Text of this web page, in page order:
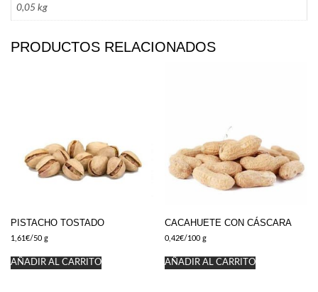
0,05 kg
PRODUCTOS RELACIONADOS
PISTACHO TOSTADO
1,61 €/50 g
AÑADIR AL CARRITO
CACAHUETE CON CÁSCARA
0,42€/100 g
AÑADIR AL CARRITO